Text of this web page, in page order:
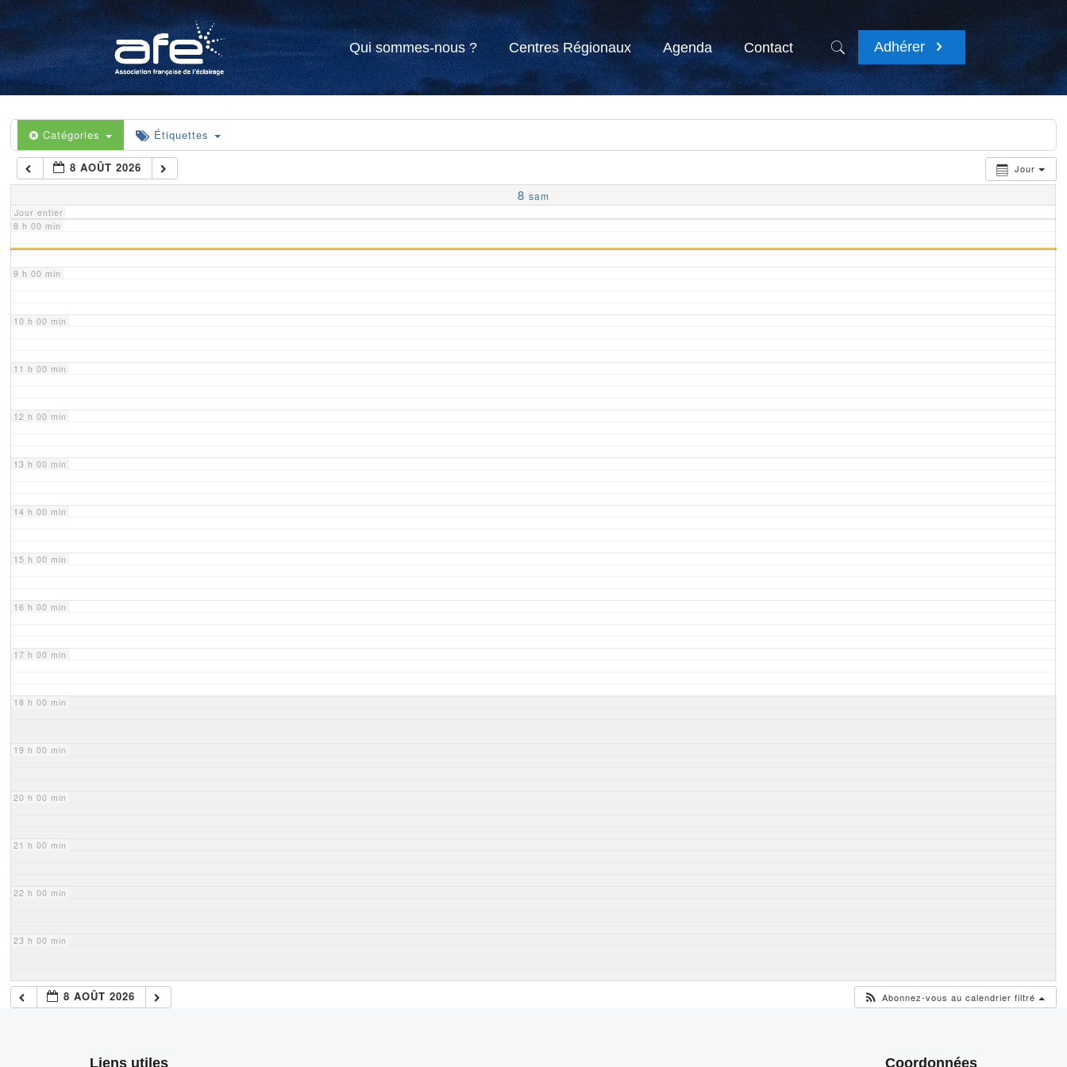
Qui sommes-nous ? Centres Régionaux Agenda Contact Adhérer
Catégories Étiquettes
Jour
8 AOÛT 2026
8 sam
Jour entier
4 h 00 min
5 h 00 min
6 h 00 min
7 h 00 min
8 h 00 min
9 h 00 min
10 h 00 min
11 h 00 min
12 h 00 min
13 h 00 min
14 h 00 min
15 h 00 min
16 h 00 min
17 h 00 min
18 h 00 min
19 h 00 min
20 h 00 min
21 h 00 min
22 h 00 min
23 h 00 min
8 AOÛT 2026 Abonnez-vous au calendrier filtré
Liens utiles Coordonnées